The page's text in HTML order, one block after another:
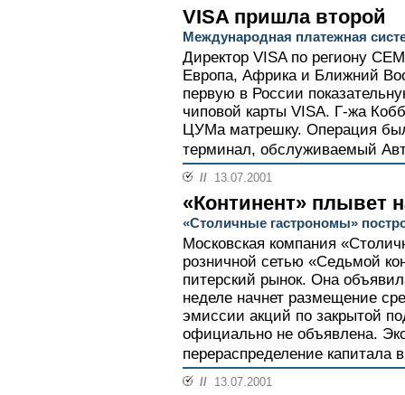
VISA пришла второй
Международная платежная
Директор VISA по региону
Европа, Африка и Ближний
первую в России
чиповой карты VISA. Г-жа
ЦУМа матрешку. Операция
терминал, обслуживаемый
// 13.07.2001
«Континент» плывет
«Столичные гастрономы»
Московская компания
розничной сетью «Седьмой
питерский рынок. Она
неделе начнет размещение
эмиссии акций по закрытой
официально не объявлена.
перераспределение капитала
// 13.07.2001